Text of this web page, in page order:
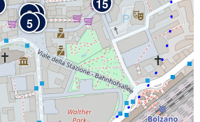
6
5
4
3
15